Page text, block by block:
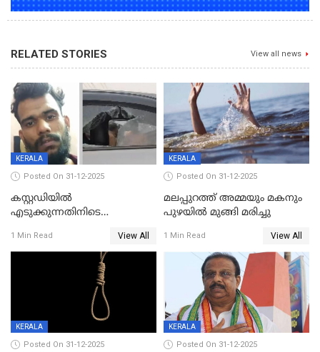
RELATED STORIES View all news
KERALA
Posted On 31-12-2025
കസ്റ്റഡിയിൽ
എടുക്കുന്നതിനിടെ
വധശ്രമക്കേസ് പ്രതി പിടിയിൽ
1 Min Read View All
KERALA
Posted On 31-12-2025
മലപ്പുറത്ത് അമ്മയും മകനും
പുഴയിൽ മുങ്ങി മരിച്ചു
1 Min Read View All
KERALA
Posted On 31-12-2025
KERALA
Posted On 31-12-2025